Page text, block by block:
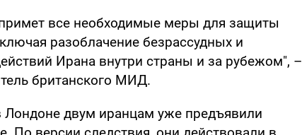
все необходимые меры для защиты
разоблачение безрассудных и
Ирана внутри страны и за рубежом", –
британского МИД.
Лондоне двум иранцам уже предъявили